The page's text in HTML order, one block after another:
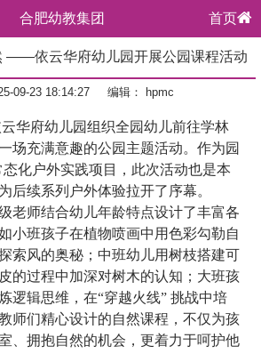
合肥幼教集团 首页
——依云华府幼儿园开展公园课程活动
09-23 18:14:27 编辑： hpmc
华府幼儿园组织全园幼儿前往学林
场充满意趣的公园主题活动。作为园
态化户外实践项目，此次活动也是本
后续系列户外体验拉开了序幕。
老师结合幼儿年龄特点设计了丰富各
小班孩子在植物喷画中用色彩勾勒自
索风的奥秘；中班幼儿用树枝搭建可
的过程中加深对树木的认知；大班孩
逻辑思维，在“穿越火线” 挑战中培
师们精心设计的自然课程，不仅为孩
、拥抱自然的机会，更着力于呵护他